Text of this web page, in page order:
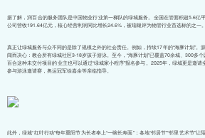
据了解，润百合的服务团队是中国物业行业第一梯队的绿城服务。全国在管面积超5.6亿
公司营收191.64亿元，核心经营利润同比增长24.6%，被瑞银评为物管行业首选标的之一。
真正让绿城服务与众不同的是除了规模之外的社会责任。例如，持续17年的“海豚计划”
闻而决心：教会所有绿城社区3-18岁孩子游泳。至今，“海豚计划”已覆盖70余城、300多
百合这种未交付项目的业主也可以通过“绿城家小程序”报名参与。2025年，绿城更是邀
参与游泳邀请赛，奥运冠军徐嘉余等亲临指导。
此外，绿城“红叶行动”每年重阳节为长者奉上“一碗长寿面”；各地“邻居节”“邻里艺术节”